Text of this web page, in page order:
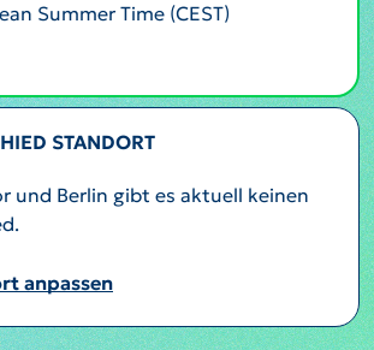
Summer Time (CEST)
STANDORT
und Berlin gibt es aktuell keinen
anpassen